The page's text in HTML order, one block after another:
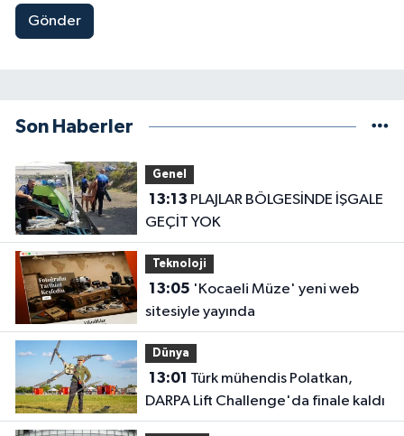
Gönder
Son Haberler
Genel
13:13
GEÇİT YOK
Teknoloji
13:05
sitesiyle yayında
Dünya
13:01
DARPA Lift Challenge'da finale kaldı